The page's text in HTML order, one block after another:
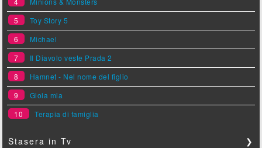
5
Toy Story 5
6
Michael
7
Il Diavolo veste Prada 2
8
Hamnet - Nel nome del figlio
9
Gioia mia
10
Terapia di famiglia
Stasera in Tv ❯